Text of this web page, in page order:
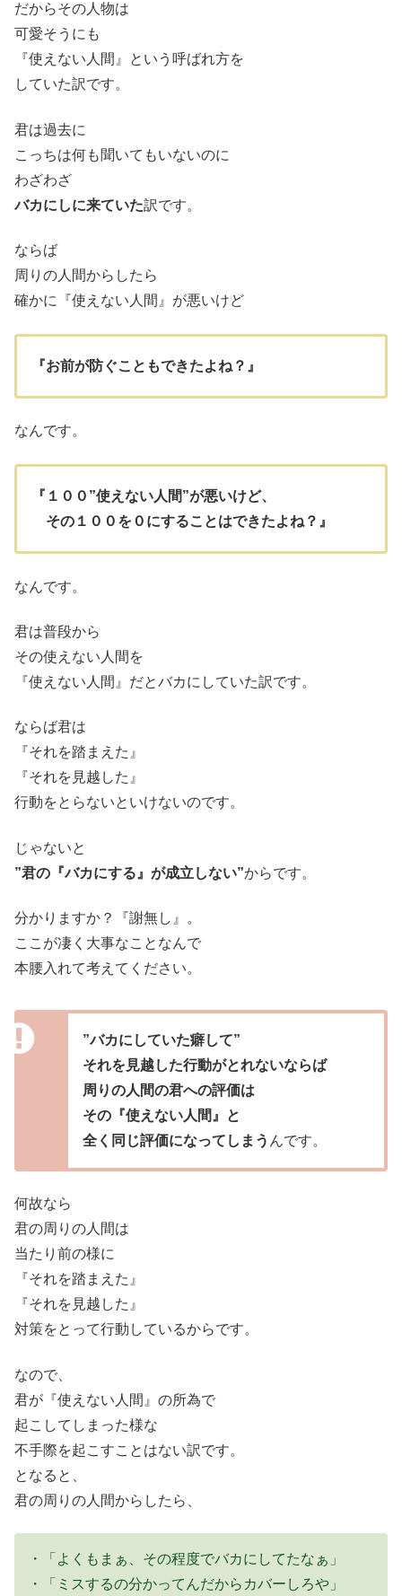
だからその人物は
可愛そうにも
『使えない人間』という呼ばれ方を
していた訳です。
君は過去に
こっちは何も聞いてもいないのに
わざわざ
バカにしに来ていた訳です。
ならば
周りの人間からしたら
確かに『使えない人間』が悪いけど
『お前が防ぐこともできたよね？』
なんです。
『１００”使えない人間”が悪いけど、
その１００を０にすることはできたよね？』
なんです。
君は普段から
その使えない人間を
『使えない人間』だとバカにしていた訳です。
ならば君は
『それを踏まえた』
『それを見越した』
行動をとらないといけないのです。
じゃないと
”君の『バカにする』が成立しない”からです。
分かりますか？『謝無し』。
ここが凄く大事なことなんで
本腰入れて考えてください。
”バカにしていた癖して”
それを見越した行動がとれないならば
周りの人間の君への評価は
その『使えない人間』と
全く同じ評価になってしまう んです。
何故なら
君の周りの人間は
当たり前の様に
『それを踏まえた』
『それを見越した』
対策をとって行動しているからです。
なので、
君が『使えない人間』の所為で
起こしてしまった様な
不手際を起こすことはない訳です。
となると、
君の周りの人間からしたら、
・「よくもまぁ、その程度でバカにしてたなぁ」
・「ミスするの分かってんだからカバーしろや」